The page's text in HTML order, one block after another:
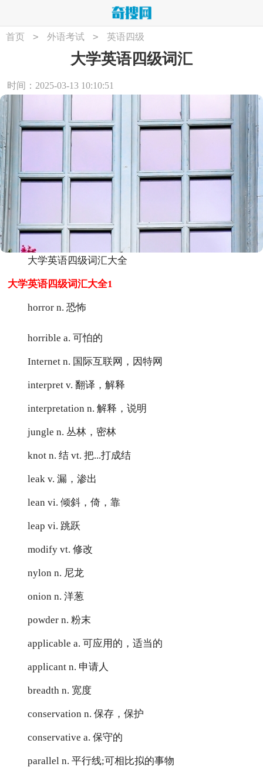
首页 > 外语考试 > 英语四级
大学英语四级词汇
时间：2025-03-13 10:10:51
大学英语四级词汇大全
大学英语四级词汇大全1
horror n. 恐怖
horrible a. 可怕的
Internet n. 国际互联网，因特网
interpret v. 翻译，解释
interpretation n. 解释，说明
jungle n. 丛林，密林
knot n. 结 vt. 把...打成结
leak v. 漏，渗出
lean vi. 倾斜，倚，靠
leap vi. 跳跃
modify vt. 修改
nylon n. 尼龙
onion n. 洋葱
powder n. 粉末
applicable a. 可应用的，适当的
applicant n. 申请人
breadth n. 宽度
conservation n. 保存，保护
conservative a. 保守的
parallel n. 平行线;可相比拟的事物